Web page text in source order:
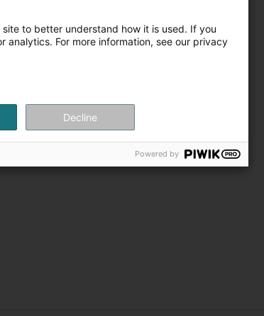
to better understand how it is used. If you
For more information, see our privacy
Decline
Powered by